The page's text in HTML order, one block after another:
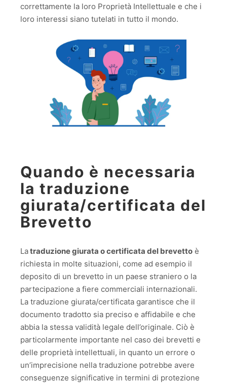
correttamente la loro Proprietà Intellettuale e che i
loro interessi siano tutelati in tutto il mondo.
Quando è necessaria
la traduzione
giurata/certificata del
Brevetto
Latraduzione giurata o certificata del brevetto è
richiesta in molte situazioni, come ad esempio il
deposito di un brevetto in un paese straniero o la
partecipazione a fiere commerciali internazionali.
La traduzione giurata/certificata garantisce che il
documento tradotto sia preciso e affidabile e che
abbia la stessa validità legale dell’originale. Ciò è
particolarmente importante nel caso dei brevetti e
delle proprietà intellettuali, in quanto un errore o
un’imprecisione nella traduzione potrebbe avere
conseguenze significative in termini di protezione